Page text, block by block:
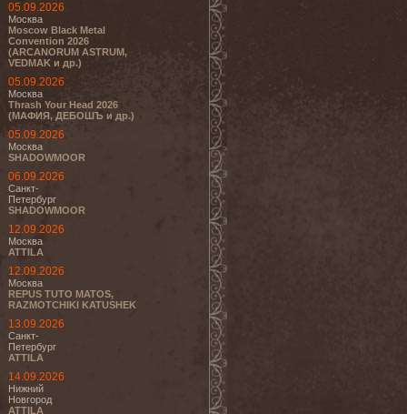
05.09.2026
Москва
Moscow Black Metal
Convention 2026
(ARCANORUM ASTRUM,
VEDMAK и др.)
05.09.2026
Москва
Thrash Your Head 2026
(МАФИЯ, ДЕБОШЪ и др.)
05.09.2026
Москва
SHADOWMOOR
06.09.2026
Санкт-
Петербург
SHADOWMOOR
12.09.2026
Москва
ATTILA
12.09.2026
Москва
REPUS TUTO MATOS,
RAZMOTCHIKI KATUSHEK
13.09.2026
Санкт-
Петербург
ATTILA
14.09.2026
Нижний
Новгород
ATTILA